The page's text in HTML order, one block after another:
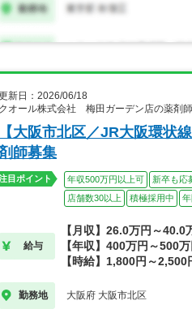
新日：2026/06/18
クオール株式会社 梅田ガーデン店の薬剤
【大阪市北区／JR大阪環
師募集
目ポイント 年収500万円以上可 新卒も応
店舗数30以上
積極採用中
給与
【月収】26.0万円～40.0
【年収】400万円～500万
【時給】1,800円～2,500
勤務地 大阪府 大阪市北区